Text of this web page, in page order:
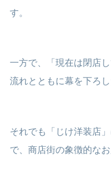
す。
一方で、「現在は閉店
流れとともに幕を下ろ
それでも「じけ洋装店
で、商店街の象徴的な